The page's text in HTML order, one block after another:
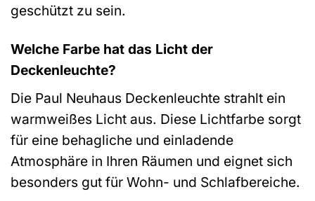
geschützt zu sein.
Welche Farbe hat das Licht der
Deckenleuchte?
Die Paul Neuhaus Deckenleuchte strahlt ein
warmweißes Licht aus. Diese Lichtfarbe sorgt
für eine behagliche und einladende
Atmosphäre in Ihren Räumen und eignet sich
besonders gut für Wohn- und Schlafbereiche.